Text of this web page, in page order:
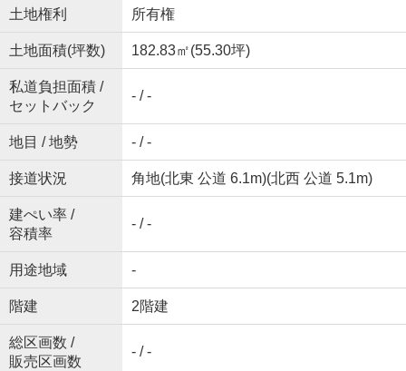
土地権利 所有権
土地面積(坪数) 182.83㎡(55.30坪)
私道負担面積 /
セットバック
- / -
地目 / 地勢 - / -
接道状況 角地(北東 公道 6.1m)(北西 公道 5.1m)
建ぺい率 /
容積率
- / -
用途地域 -
階建 2階建
総区画数 /
販売区画数
- / -